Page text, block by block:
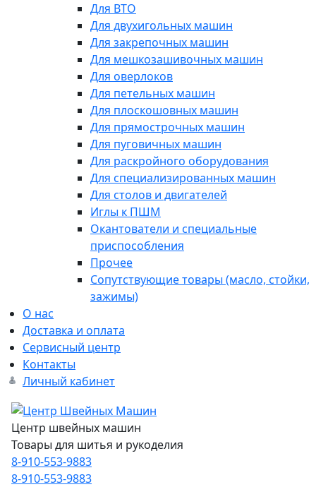
Для ВТО
Для двухигольных машин
Для закрепочных машин
Для мешкозашивочных машин
Для оверлоков
Для петельных машин
Для плоскошовных машин
Для прямострочных машин
Для пуговичных машин
Для раскройного оборудования
Для специализированных машин
Для столов и двигателей
Иглы к ПШМ
Окантователи и специальные
приспособления
Прочее
Сопутствующие товары (масло, стойки,
зажимы)
О нас
Доставка и оплата
Сервисный центр
Контакты
Личный кабинет
Центр швейных машин
Товары для шитья и рукоделия
8-910-553-9883
8-910-553-9883